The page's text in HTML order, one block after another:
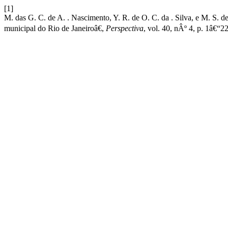
[1]
M. das G. C. de A. . Nascimento, Y. R. de O. C. da . Silva, e M. S.
municipal do Rio de Janeiroâ€, Perspectiva, vol. 40, nÂº 4, p.